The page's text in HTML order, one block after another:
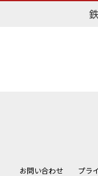
お問い合わせ プラ